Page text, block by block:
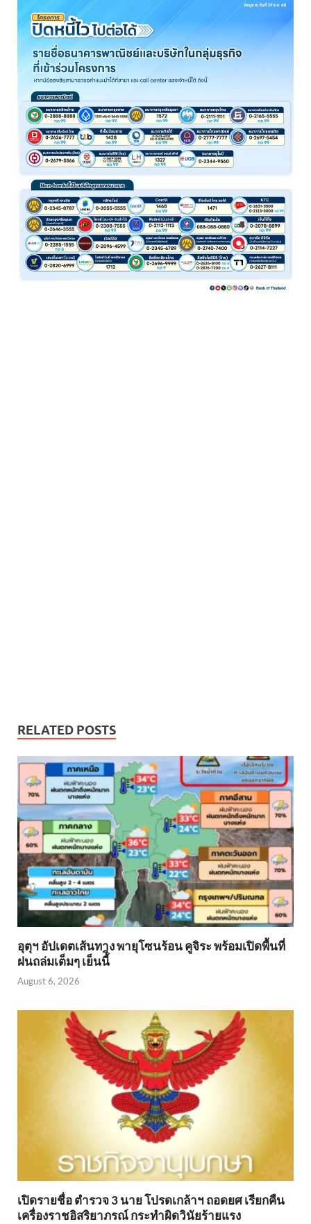
RELATED POSTS
อุตุฯ อัปเดตเส้นทาง พายุโซนร้อน คูจิระ พร้อมเปิดพื้นที่
ฝนถล่มเต็มๆ เย็นนี้ิ
August 6, 2026
เปิดรายชื่อ ตำรวจ 3 นาย โปรดเกล้าฯ ถอดยศ เรียกคืน
เครื่องราชอิสริยาภรณ์ กระทำผิดวินัยร้ายแรง